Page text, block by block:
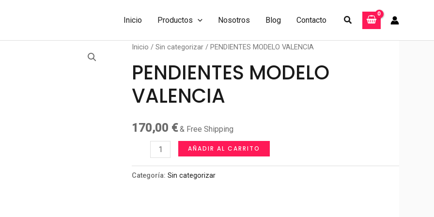
Inicio Productos Nosotros Blog Contacto Buscar
Inicio / Sin categorizar / PENDIENTES MODELO VALENCIA
PENDIENTES MODELO
VALENCIA
170,00 € & Free Shipping
PENDIENTES
VALENCIA
AÑADIR AL CARRITO
Categoría: Sin categorizar